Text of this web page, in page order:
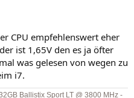
CPU empfehlenswert eher
ist 1,65V den es ja öfter
was gelesen von wegen zu
i7.
Ballistix Sport LT @ 3800 MHz -